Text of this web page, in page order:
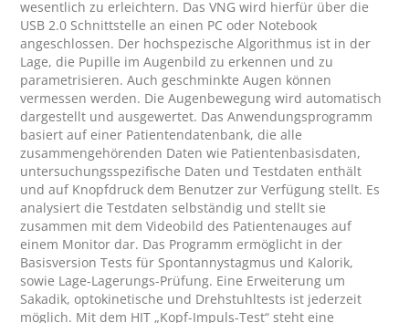
wesentlich zu erleichtern. Das VNG wird hierfür über die
USB 2.0 Schnittstelle an einen PC oder Notebook
angeschlossen. Der hochspezische Algorithmus ist in der
Lage, die Pupille im Augenbild zu erkennen und zu
parametrisieren. Auch geschminkte Augen können
vermessen werden. Die Augenbewegung wird automatisch
dargestellt und ausgewertet. Das Anwendungsprogramm
basiert auf einer Patientendatenbank, die alle
zusammengehörenden Daten wie Patientenbasisdaten,
untersuchungsspezifische Daten und Testdaten enthält
und auf Knopfdruck dem Benutzer zur Verfügung stellt. Es
analysiert die Testdaten selbständig und stellt sie
zusammen mit dem Videobild des Patientenauges auf
einem Monitor dar. Das Programm ermöglicht in der
Basisversion Tests für Spontannystagmus und Kalorik,
sowie Lage-Lagerungs-Prüfung. Eine Erweiterung um
Sakadik, optokinetische und Drehstuhltests ist jederzeit
möglich. Mit dem HIT „Kopf-Impuls-Test“ steht eine